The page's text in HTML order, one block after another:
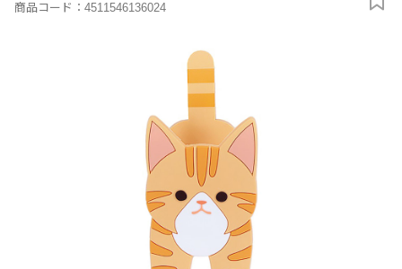
商品コード： 4511546136024